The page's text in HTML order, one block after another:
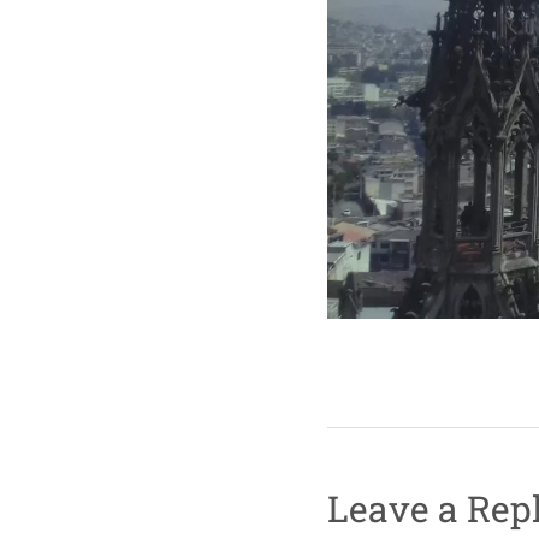
Leave a